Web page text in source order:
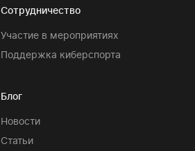
Сотрудничество
Участие в мероприятиях
Поддержка киберспорта
Блог
Новости
Статьи